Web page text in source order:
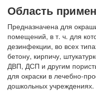
Область
Предназначена для
помещений, в т. ч. для
дезинфекции, во всех
бетону, кирпичу,
ДВП, ДСП и другим
для окраски в лечебно-
дошкольных учреждениях.